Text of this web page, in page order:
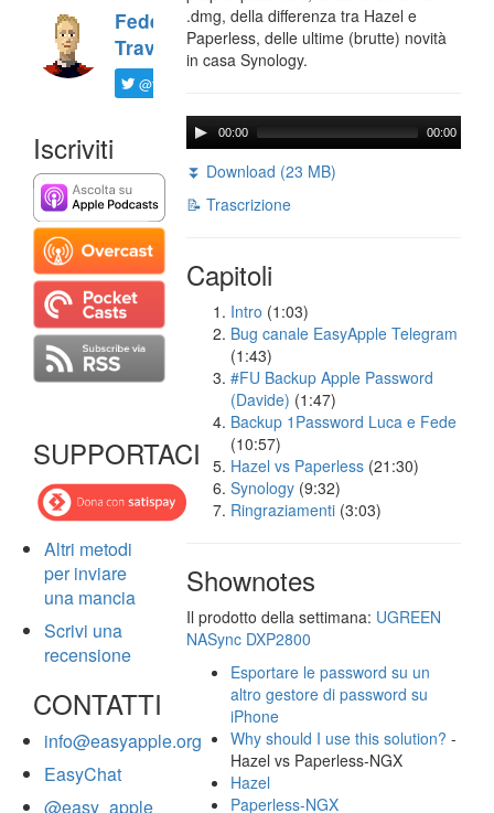
Federico
Travaini
@ftrava
Iscriviti
SUPPORTACI
Altri metodi
per inviare
una mancia
Scrivi una
recensione
CONTATTI
info@easyapple.org
EasyChat
@easy_apple
.dmg, della differenza tra Hazel e
Paperless, delle ultime (brutte) novità
in casa Synology.
00:00 00:00
⏬ Download (23 MB)
📝 Trascrizione
Capitoli
Intro (1:03)
Bug canale EasyApple Telegram
(1:43)
#FU Backup Apple Password
(Davide) (1:47)
Backup 1Password Luca e Fede
(10:57)
Hazel vs Paperless (21:30)
Synology (9:32)
Ringraziamenti (3:03)
Shownotes
Il prodotto della settimana: UGREEN
NASync DXP2800
Esportare le password su un
altro gestore di password su
iPhone
Why should I use this solution? -
Hazel vs Paperless-NGX
Hazel
Paperless-NGX